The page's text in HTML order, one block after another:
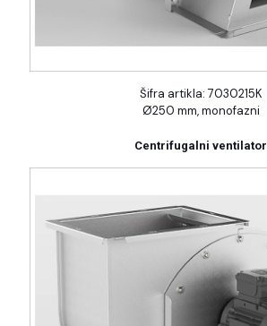
Šifra artikla: 7030215K
Ø250 mm, monofazni
Centrifugalni ventilator